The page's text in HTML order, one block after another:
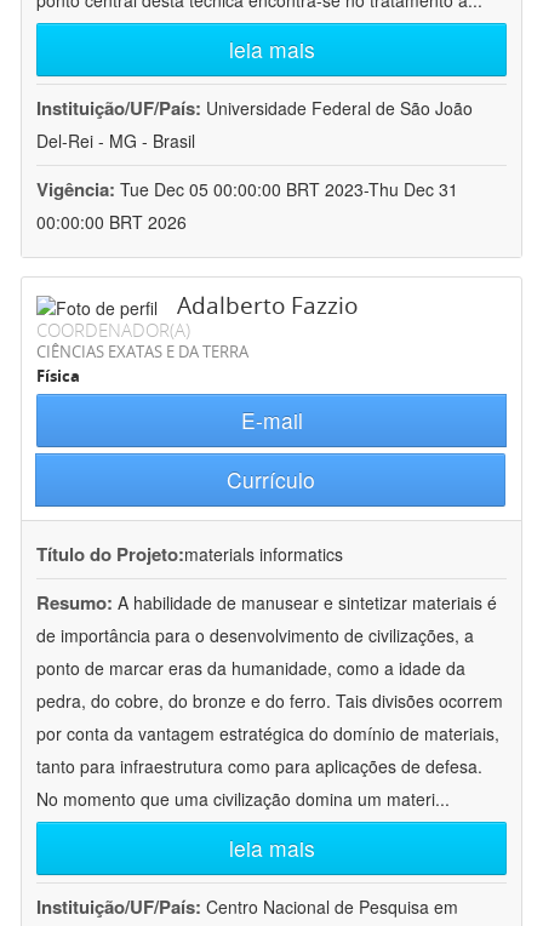
leia mais
Instituição/UF/País: Universidade Federal de São João
Del-Rei - MG - Brasil
Vigência: Tue Dec 05 00:00:00 BRT 2023-Thu Dec 31
00:00:00 BRT 2026
Adalberto Fazzio
COORDENADOR(A)
CIÊNCIAS EXATAS E DA TERRA
Física
E-mail
Currículo
Título do Projeto:materials informatics
Resumo: A habilidade de manusear e sintetizar materiais é
de importância para o desenvolvimento de civilizações, a
ponto de marcar eras da humanidade, como a idade da
pedra, do cobre, do bronze e do ferro. Tais divisões ocorrem
por conta da vantagem estratégica do domínio de materiais,
tanto para infraestrutura como para aplicações de defesa.
No momento que uma civilização domina um materi...
leia mais
Instituição/UF/País: Centro Nacional de Pesquisa em